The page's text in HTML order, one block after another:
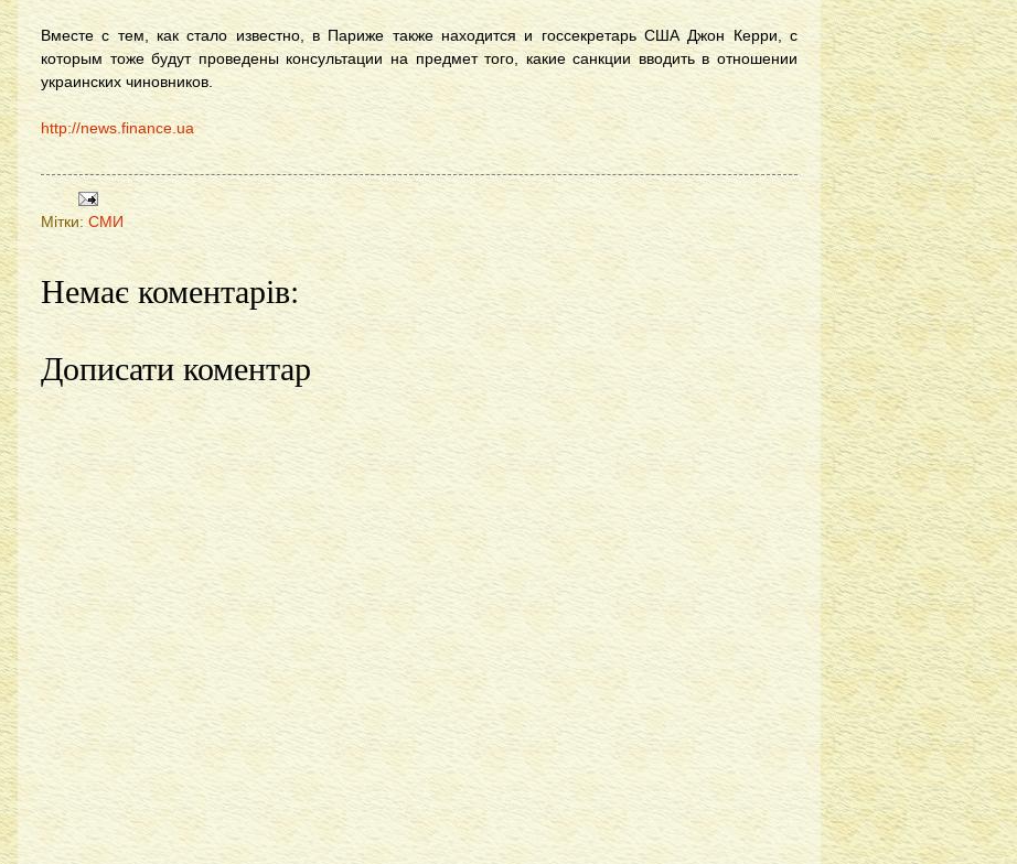
Вместе с тем, как стало известно, в Париже также находится и госсекретарь США Джон Керри, с
которым тоже будут проведены консультации на предмет того, какие санкции вводить в отношении
украинских чиновников.
http://news.finance.ua
Мітки: СМИ
Немає коментарів:
Дописати коментар